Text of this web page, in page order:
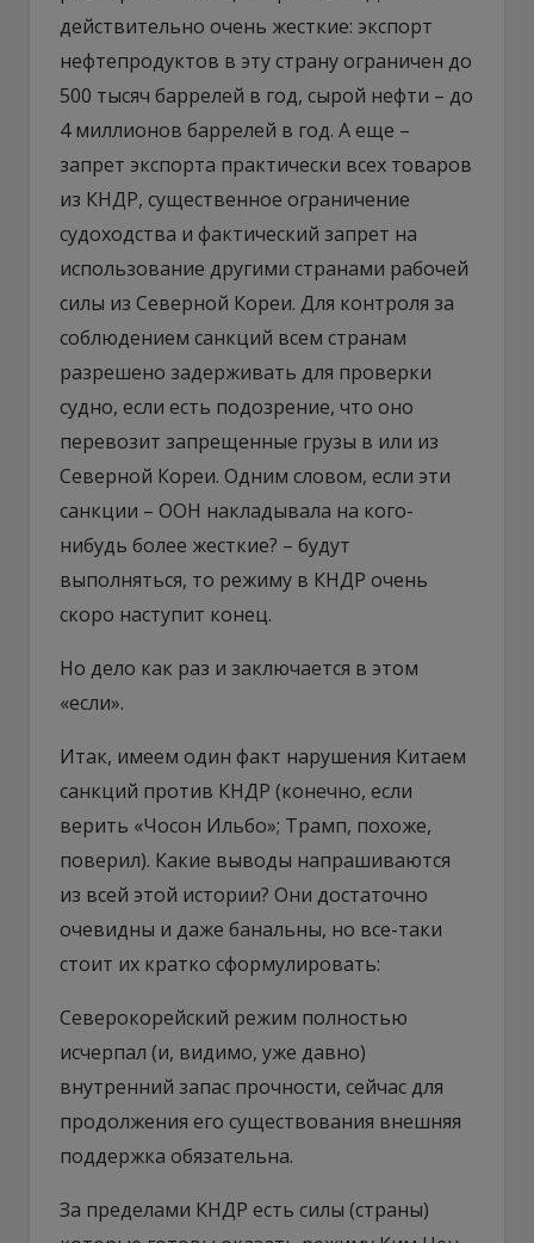
действительно очень жесткие: экспорт
нефтепродуктов в эту страну ограничен до
500 тысяч баррелей в год, сырой нефти – до
4 миллионов баррелей в год. А еще –
запрет экспорта практически всех товаров
из КНДР, существенное ограничение
судоходства и фактический запрет на
использование другими странами рабочей
силы из Северной Кореи. Для контроля за
соблюдением санкций всем странам
разрешено задерживать для проверки
судно, если есть подозрение, что оно
перевозит запрещенные грузы в или из
Северной Кореи. Одним словом, если эти
санкции – ООН накладывала на кого-
нибудь более жесткие? – будут
выполняться, то режиму в КНДР очень
скоро наступит конец.
Но дело как раз и заключается в этом
«если».
Итак, имеем один факт нарушения Китаем
санкций против КНДР (конечно, если
верить «Чосон Ильбо»; Трамп, похоже,
поверил). Какие выводы напрашиваются
из всей этой истории? Они достаточно
очевидны и даже банальны, но все-таки
стоит их кратко сформулировать:
Северокорейский режим полностью
исчерпал (и, видимо, уже давно)
внутренний запас прочности, сейчас для
продолжения его существования внешняя
поддержка обязательна.
За пределами КНДР есть силы (страны)